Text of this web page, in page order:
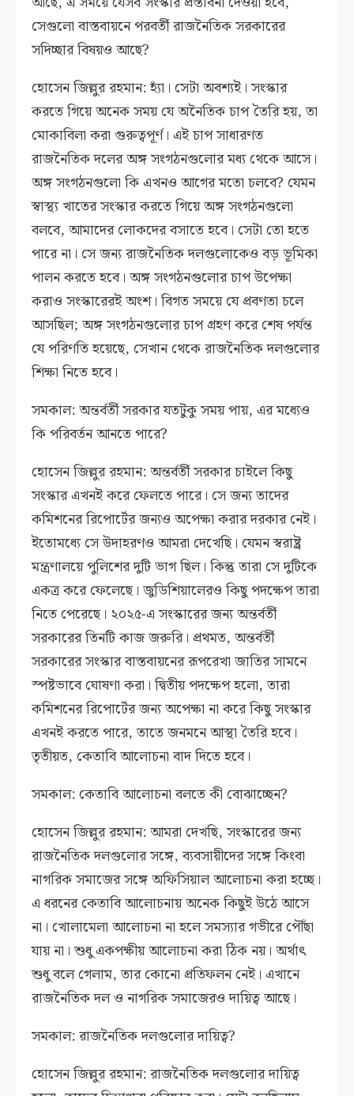
সেগুলো বাস্তবায়নে পরবর্তী রাজনৈতিক সরকারের
সদিচ্ছার বিষয়ও আছে?
হোসেন জিল্লুর রহমান: হ্যাঁ। সেটা অবশ্যই। সংস্কার
করতে গিয়ে অনেক সময় যে অনৈতিক চাপ তৈরি হয়, তা
মোকাবিলা করা গুরুত্বপূর্ণ। এই চাপ সাধারণত
রাজনৈতিক দলের অঙ্গ সংগঠনগুলোর মধ্য থেকে আসে।
অঙ্গ সংগঠনগুলো কি এখনও আগের মতো চলবে? যেমন
স্বাস্থ্য খাতের সংস্কার করতে গিয়ে অঙ্গ সংগঠনগুলো
বলবে, আমাদের লোকদের বসাতে হবে। সেটা তো হতে
পারে না। সে জন্য রাজনৈতিক দলগুলোকেও বড় ভূমিকা
পালন করতে হবে। অঙ্গ সংগঠনগুলোর চাপ উপেক্ষা
করাও সংস্কারেরই অংশ। বিগত সময়ে যে প্রবণতা চলে
আসছিল; অঙ্গ সংগঠনগুলোর চাপ গ্রহণ করে শেষ পর্যন্ত
যে পরিণতি হয়েছে, সেখান থেকে রাজনৈতিক দলগুলোর
শিক্ষা নিতে হবে।
সমকাল: অন্তর্বর্তী সরকার যতটুকু সময় পায়, এর মধ্যেও
কি পরিবর্তন আনতে পারে?
হোসেন জিল্লুর রহমান: অন্তর্বর্তী সরকার চাইলে কিছু
সংস্কার এখনই করে ফেলতে পারে। সে জন্য তাদের
কমিশনের রিপোর্টের জন্যও অপেক্ষা করার দরকার নেই।
ইতোমধ্যে সে উদাহরণও আমরা দেখেছি। যেমন স্বরাষ্ট্র
মন্ত্রণালয়ে পুলিশের দুটি ভাগ ছিল। কিন্তু তারা সে দুটিকে
একত্র করে ফেলেছে। জুডিশিয়ালেরও কিছু পদক্ষেপ তারা
নিতে পেরেছে। ২০২৫-এ সংস্কারের জন্য অন্তর্বর্তী
সরকারের তিনটি কাজ জরুরি। প্রথমত, অন্তর্বর্তী
সরকারের সংস্কার বাস্তবায়নের রূপরেখা জাতির সামনে
স্পষ্টভাবে ঘোষণা করা। দ্বিতীয় পদক্ষেপ হলো, তারা
কমিশনের রিপোর্টের জন্য অপেক্ষা না করে কিছু সংস্কার
এখনই করতে পারে, তাতে জনমনে আস্থা তৈরি হবে।
তৃতীয়ত, কেতাবি আলোচনা বাদ দিতে হবে।
সমকাল: কেতাবি আলোচনা বলতে কী বোঝাচ্ছেন?
হোসেন জিল্লুর রহমান: আমরা দেখছি, সংস্কারের জন্য
রাজনৈতিক দলগুলোর সঙ্গে, ব্যবসায়ীদের সঙ্গে কিংবা
নাগরিক সমাজের সঙ্গে অফিসিয়াল আলোচনা করা হচ্ছে।
এ ধরনের কেতাবি আলোচনায় অনেক কিছুই উঠে আসে
না। খোলামেলা আলোচনা না হলে সমস্যার গভীরে পৌঁছা
যায় না। শুধু একপক্ষীয় আলোচনা করা ঠিক নয়। অর্থাৎ
শুধু বলে গেলাম, তার কোনো প্রতিফলন নেই। এখানে
রাজনৈতিক দল ও নাগরিক সমাজেরও দায়িত্ব আছে।
সমকাল: রাজনৈতিক দলগুলোর দায়িত্ব?
হোসেন জিল্লুর রহমান: রাজনৈতিক দলগুলোর দায়িত্ব